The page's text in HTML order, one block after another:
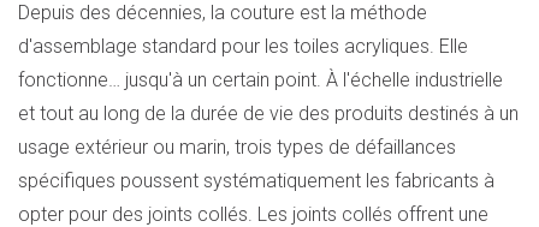
Depuis des décennies, la couture est la méthode
d'assemblage standard pour les toiles acryliques. Elle
fonctionne… jusqu'à un certain point. À l'échelle industrielle
et tout au long de la durée de vie des produits destinés à un
usage extérieur ou marin, trois types de défaillances
spécifiques poussent systématiquement les fabricants à
opter pour des joints collés. Les joints collés offrent une